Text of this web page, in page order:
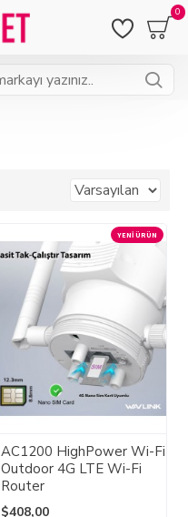
0
YENI ÜRÜN
AC1200 HighPower Wi-Fi
Outdoor 4G LTE Wi-Fi
Router
$408,00